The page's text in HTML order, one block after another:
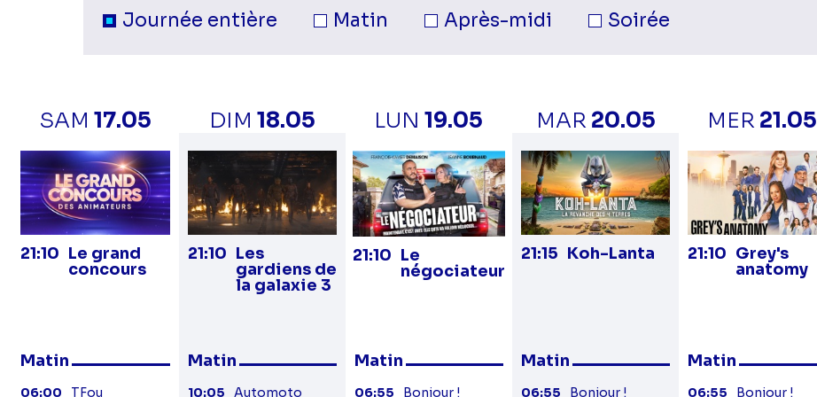
Sélection du moment de la journée.
Programmes
Journée entière Matin Après-midi Soirée
SAM 17.05
21:10 Le grand
concours
Matin
06:00 TFou
DIM 18.05
21:10 Les
gardiens de
la galaxie 3
Matin
10:05 Automoto
LUN 19.05
21:10 Le
négociateur
Matin
06:55 Bonjour !
MAR 20.05
21:15 Koh-Lanta
Matin
06:55 Bonjour !
MER 21.05
21:10 Grey's
anatomy
Matin
06:55 Bonjour !